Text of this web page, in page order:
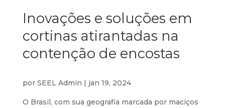
Inovações e soluções em
cortinas atirantadas na
contenção de encostas
por SEEL Admin | jan 19, 2024
O Brasil, com sua geografia marcada por maciços